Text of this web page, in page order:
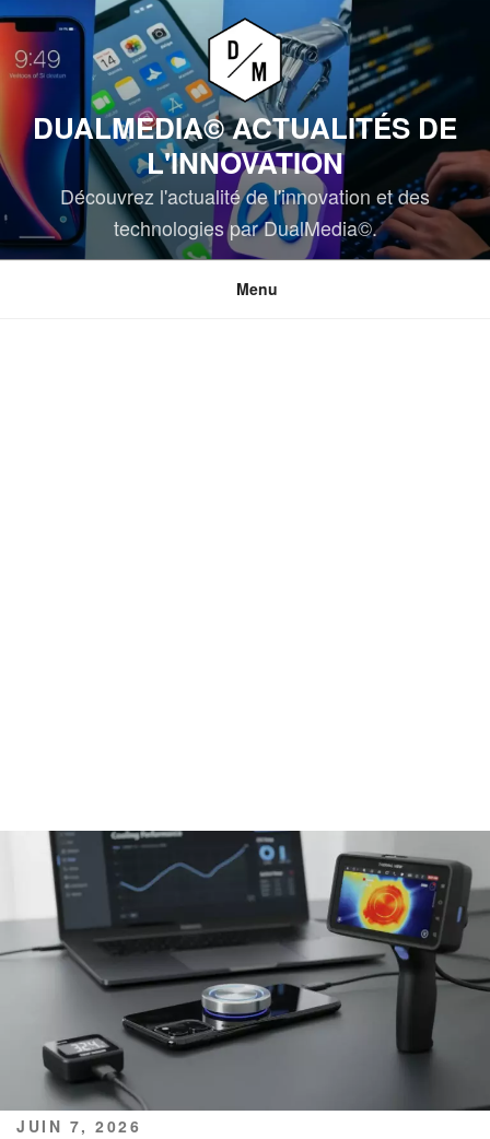
Aller
au
contenu
DUALMEDIA© ACTUALITÉS DE
L'INNOVATION
Découvrez l'actualité de l'innovation et des
technologies par DualMedia©.
Menu
PUBLIÉ
JUIN 7, 2026